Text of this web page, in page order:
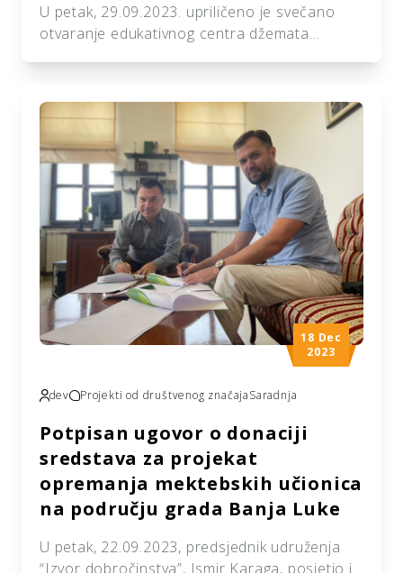
U petak, 29.09.2023. upriličeno je svečano
otvaranje edukativnog centra džemata
predstavnici Medžlisa IZ Mostar, glavni imam
mr. Dino-ef. Maksumić, predsjednik Medžlisa,
Džafer Alić, te predsjednik džematskog
odbora džemata Vrapčići, Senad Barak.
Ispred udruženja “Izvor dobročinstva”, kao
jednog od najvećih donatora ovog projekta,
prisustvovao je […]
18 Dec
2023
dev Projekti od društvenog značajaSaradnja
Potpisan ugovor o donaciji
sredstava za projekat
opremanja mektebskih učionica
na području grada Banja Luke
U petak, 22.09.2023, predsjednik udruženja
“Izvor dobročinstva”, Ismir Karaga, posjetio je